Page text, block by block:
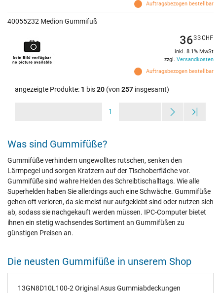
Auftragsbezogen bestellbar
40055232 Medion Gummifuß
Auftragsbezogen bestellbar
3633CHF
inkl. 8.1% MwSt
zzgl. Versandkosten
angezeigte Produkte: 1 bis20 (von 257 insgesamt)
1
Was sind Gummifüße?
Gummifüße verhindern ungewolltes rutschen, senken den
Lärmpegel und sorgen Kratzern auf der Tischoberfläche vor.
Gummifüße sind wahre Helden des Schreibtischalltags. Wie alle
Superhelden haben Sie allerdings auch eine Schwäche. Gummifüße
gehen oft verloren, da sie meist nur aufgeklebt sind oder nutzen sich
ab, sodass sie nachgekauft werden müssen. IPC-Computer bietet
ihnen ein stetig wachsendes Sortiment an Gummifüßen zu
günstigen Preisen an.
Die neusten Gummifüße in unserem Shop
13GN8D10L100-2 Original Asus Gummiabdeckungen